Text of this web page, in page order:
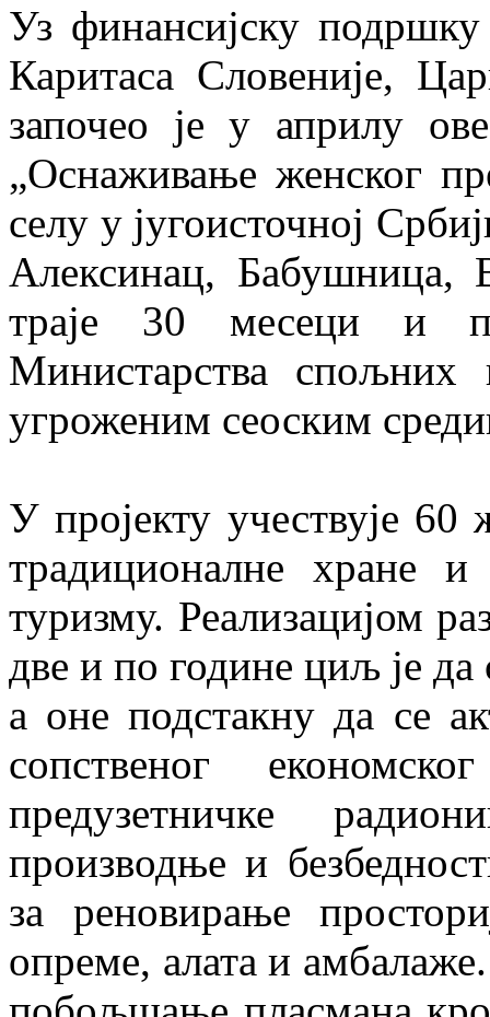
Уз финансијску
Каритаса Словеније,
започео је у априлу
„Оснаживање женског
селу у југоисточној
Алексинац, Бабушница,
траје 30 месеци и
Министарства спољних
угроженим сеоским
У пројекту учествује 60
традиционалне хране
туризму. Реализацијом
две и по године циљ је
а оне подстакну да се
сопственог
предузетничке
производње и
за реновирање
опреме, алата и